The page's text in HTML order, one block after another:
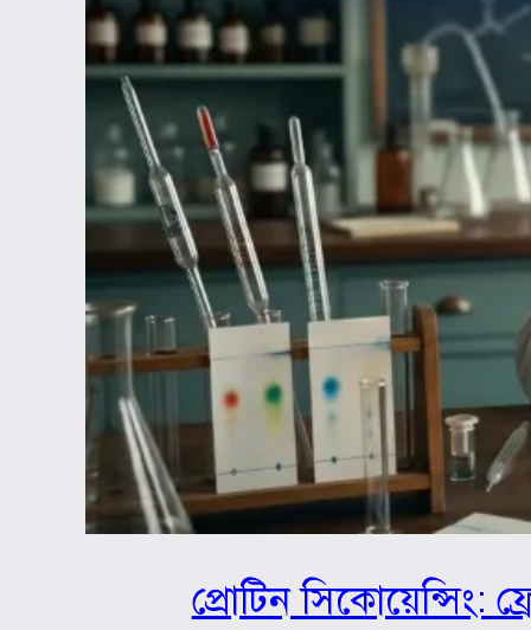
প্রোটিন সিকোয়েন্সিং: